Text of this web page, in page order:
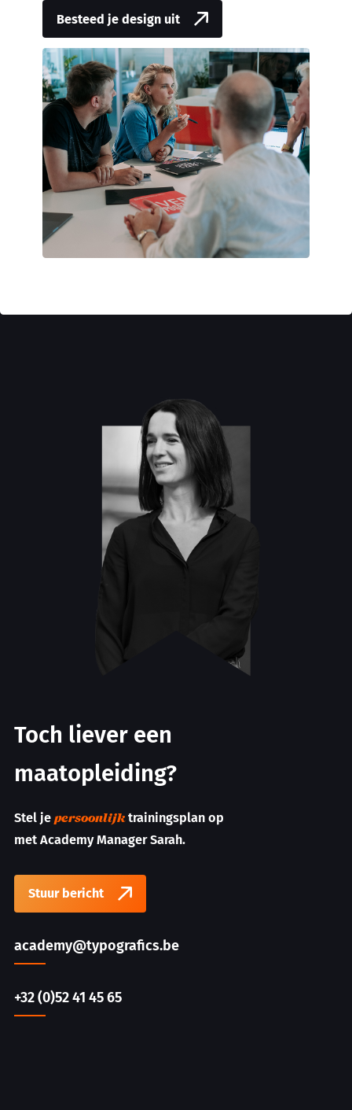
Besteed je design uit
Toch liever een
maatopleiding?
Stel je persoonlijktrainingsplan op
met Academy Manager Sarah.
Stuur bericht
academy@typografics.be
+32 (0)52 41 45 65